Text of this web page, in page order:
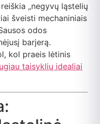
„negyvų ląstelių
šveisti mechaniniais
odos
barjerą.
kol praeis lėtinis
taisyklių idealiai